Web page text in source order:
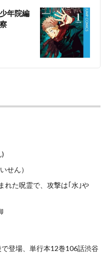
年院編
せん）
れた呪霊で、攻撃は｢水｣や
登場、単行本12巻106話渋谷